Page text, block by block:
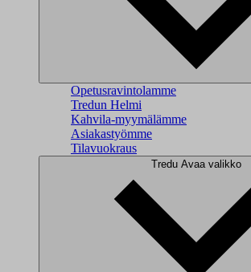
Opetusravintolamme
Tredun Helmi
Kahvila-myymälämme
Asiakastyömme
Tilavuokraus
Tredu Avaa valikko